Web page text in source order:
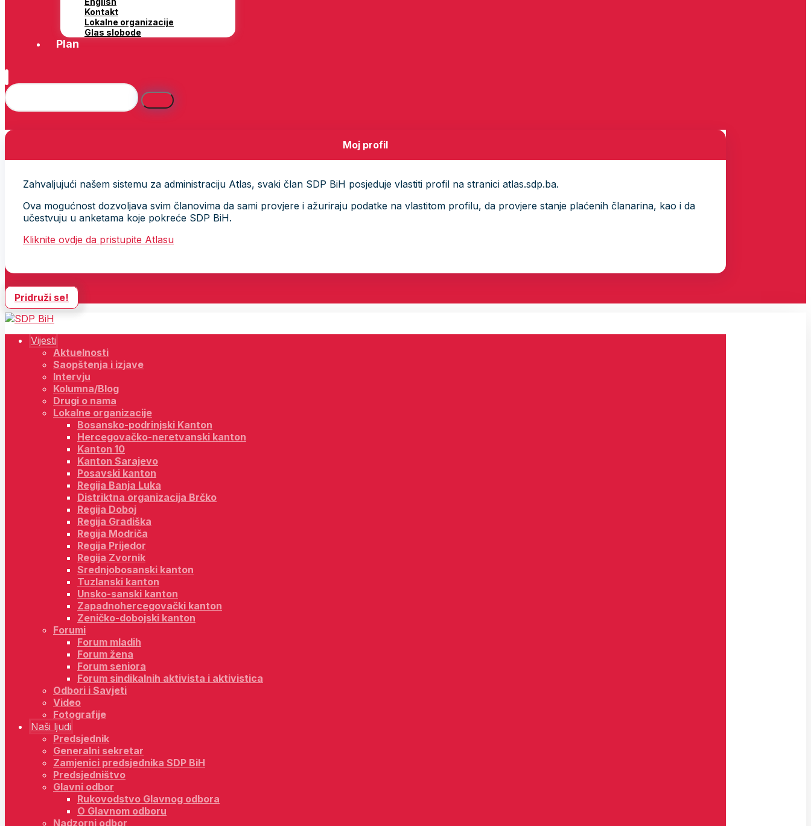
Kontakt
Lokalne organizacije
Glas slobode
Plan
Moj profil
Zahvaljujući našem sistemu za administraciju Atlas, svaki član SDP BiH posjeduje vlastiti profil na stranici atlas.sdp.ba.
Ova mogućnost dozvoljava svim članovima da sami provjere i ažuriraju podatke na vlastitom profilu, da provjere stanje plaćenih članarina, kao i da
učestvuju u anketama koje pokreće SDP BiH.
Kliknite ovdje da pristupite Atlasu
Pridruži se!
Vijesti
Aktuelnosti
Saopštenja i izjave
Intervju
Kolumna/Blog
Drugi o nama
Lokalne organizacije
Bosansko-podrinjski Kanton
Hercegovačko-neretvanski kanton
Kanton 10
Kanton Sarajevo
Posavski kanton
Regija Banja Luka
Distriktna organizacija Brčko
Regija Doboj
Regija Gradiška
Regija Modriča
Regija Prijedor
Regija Zvornik
Srednjobosanski kanton
Tuzlanski kanton
Unsko-sanski kanton
Zapadnohercegovački kanton
Zeničko-dobojski kanton
Forumi
Forum mladih
Forum žena
Forum seniora
Forum sindikalnih aktivista i aktivistica
Odbori i Savjeti
Video
Fotografije
Naši ljudi
Predsjednik
Generalni sekretar
Zamjenici predsjednika SDP BiH
Predsjedništvo
Glavni odbor
Rukovodstvo Glavnog odbora
O Glavnom odboru
Nadzorni odbor